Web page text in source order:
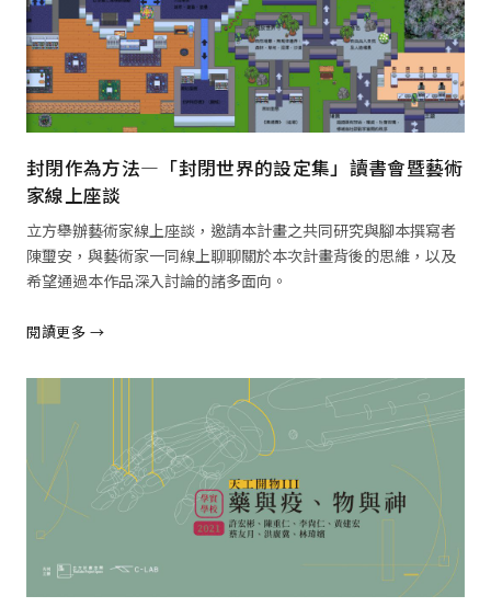
封閉作為方法—「封閉世界的設定集」讀書會暨藝術
家線上座談
立方舉辦藝術家線上座談，邀請本計畫之共同研究與腳本撰寫者
陳璽安，與藝術家一同線上聊聊關於本次計畫背後的思維，以及
希望通過本作品深入討論的諸多面向。
閱讀更多 →